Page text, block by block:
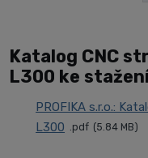
Katalog CNC
L300 ke
PROFIKA s.r.o.:
L300
pdf 5.84 MB